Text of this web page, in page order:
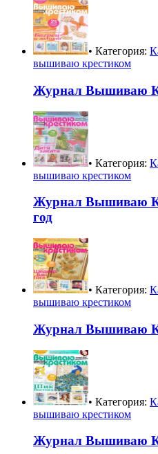
• Категория:
вышиваю крестиком
Журнал Вышиваю
• Категория:
вышиваю крестиком
Журнал Вышиваю
год
• Категория:
вышиваю крестиком
Журнал Вышиваю
• Категория:
вышиваю крестиком
Журнал Вышиваю